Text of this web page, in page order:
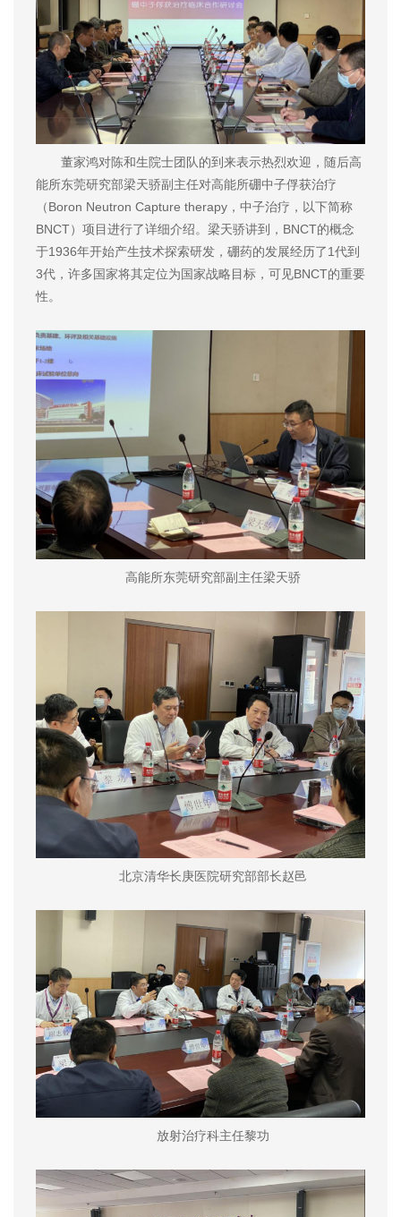
董家鸿对陈和生院士团队的到来表示热烈欢迎，随后高
能所东莞研究部梁天骄副主任对高能所硼中子俘获治疗
（Boron Neutron Capture therapy，中子治疗，以下简称
BNCT）项目进行了详细介绍。梁天骄讲到，BNCT的概念
于1936年开始产生技术探索研发，硼药的发展经历了1代到
3代，许多国家将其定位为国家战略目标，可见BNCT的重要
性。
高能所东莞研究部副主任梁天骄
北京清华长庚医院研究部部长赵邑
放射治疗科主任黎功